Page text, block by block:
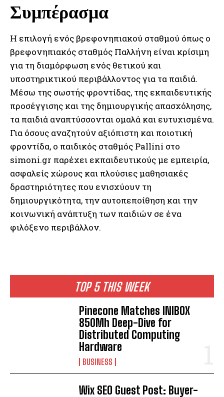
TOP 5 THIS WEEK
Pinecone Matches INIBOX
850Mh Deep-Dive for
Distributed Computing
Hardware
BUSINESS
Wix SEO Guest Post: Buyer-
Συμπέρασμα
Η επιλογή ενός βρεφονηπιακού σταθμού όπως ο
βρεφονηπιακός σταθμός Παλλήνη είναι κρίσιμη
για τη διαμόρφωση ενός θετικού και
υποστηρικτικού περιβάλλοντος για τα παιδιά.
Μέσω της σωστής φροντίδας, της εκπαιδευτικής
προσέγγισης και της δημιουργικής απασχόλησης,
τα παιδιά αναπτύσσονται ομαλά και ευτυχισμένα.
Για όσους αναζητούν αξιόπιστη και ποιοτική
φροντίδα, ο παιδικός σταθμός Pallini στο
simoni.gr παρέχει εκπαιδευτικούς με εμπειρία,
ασφαλείς χώρους και πλούσιες μαθησιακές
δραστηριότητες που ενισχύουν τη
δημιουργικότητα, την αυτοπεποίθηση και την
κοινωνική ανάπτυξη των παιδιών σε ένα
φιλόξενο περιβάλλον.